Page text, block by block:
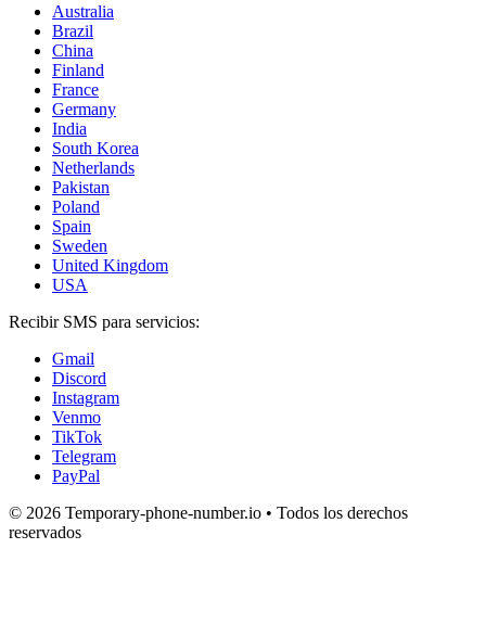
Australia
Brazil
China
Finland
France
Germany
India
South Korea
Netherlands
Pakistan
Poland
Spain
Sweden
United Kingdom
USA
Recibir SMS para servicios:
Gmail
Discord
Instagram
Venmo
TikTok
Telegram
PayPal
© 2026 Temporary-phone-number.io • Todos los derechos
reservados